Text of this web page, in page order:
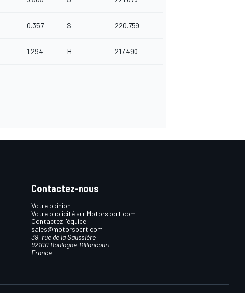
0.357 S 220.759
1.294 H 217.490
Contactez-nous
Votre opinion
Votre publicité sur Motorsport.com
Contactez l'équipe
sales@motorsport.com
39, rue de la Saussière
92100 Boulogne-Billancourt
France